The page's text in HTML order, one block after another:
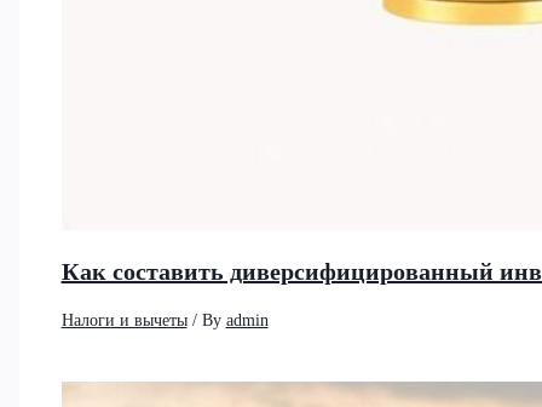
Как составить диверсифицированный
Налоги и вычеты/ By admin